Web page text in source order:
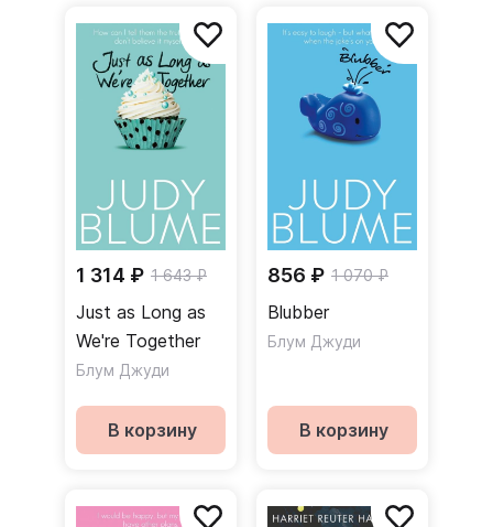
1 314 ₽ 1 643 ₽
Just as Long as
We're Together
Блум Джуди
В корзину
856 ₽ 1 070 ₽
Blubber
Блум Джуди
В корзину